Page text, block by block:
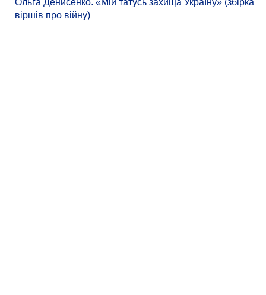
Ольга Денисенко. «Мій татусь захища Україну» (збірка
віршів про війну)